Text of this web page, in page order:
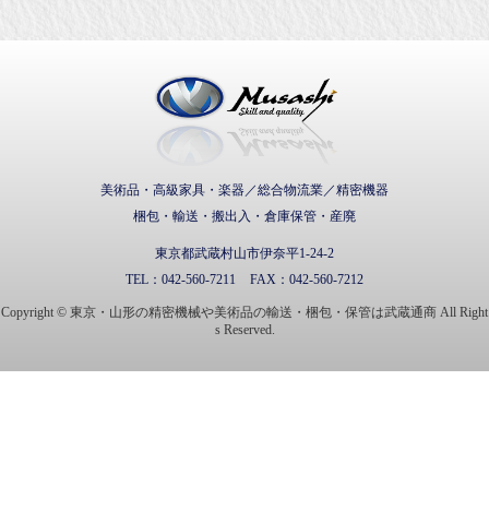
美術品・高級家具・楽器／総合物流業／精密機器
梱包・輸送・搬出入・倉庫保管・産廃
東京都武蔵村山市伊奈平1-24-2
TEL： 042-560-7211 FAX： 042-560-7212
Copyright © 東京・山形の精密機械や美術品の輸送・梱包・保管は武蔵通商 All Right
s Reserved.